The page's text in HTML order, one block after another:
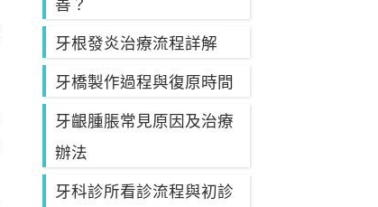
牙根發炎治療流程詳解
牙橋製作過程與復原時間
牙齦腫脹常見原因及治療
辦法
牙科診所看診流程與初診